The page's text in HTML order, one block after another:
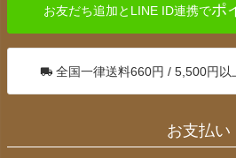
お友だち追加とLINE ID連携でポ
全国一律送料660円 / 5,500円以
お支払い